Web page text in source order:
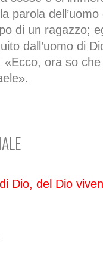
parola
di un ragazzo;
dall’uomo di
ora so
Dio, del Dio